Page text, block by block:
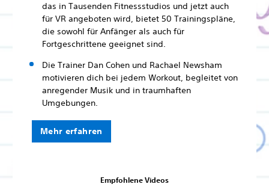
das in Tausenden Fitnessstudios und jetzt auch
für VR angeboten wird, bietet 50 Trainingspläne,
die sowohl für Anfänger als auch für
Fortgeschrittene geeignet sind.
Die Trainer Dan Cohen und Rachael Newsham
motivieren dich bei jedem Workout, begleitet von
anregender Musik und in traumhaften
Umgebungen.
Mehr erfahren
Empfohlene Videos